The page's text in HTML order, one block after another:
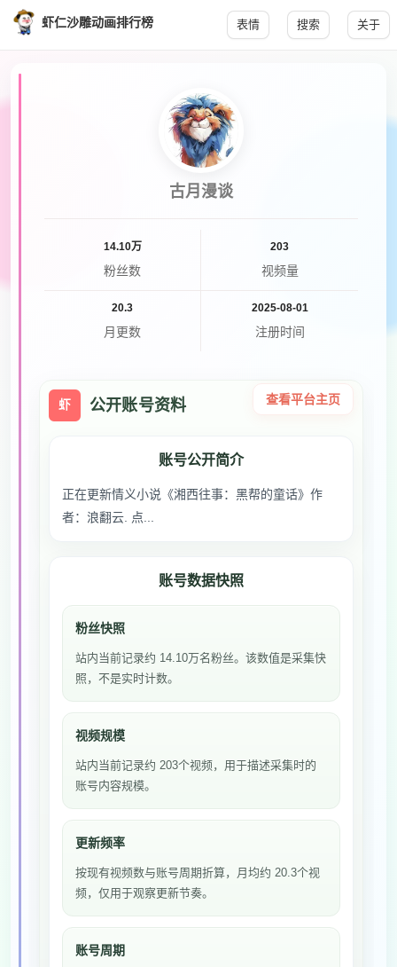
虾仁沙雕动画排行榜 表情 搜索 关于
古月漫谈
14.10万
粉丝数
203
视频量
20.3
月更数
2025-08-01
注册时间
虾 公开账号资料 查看平台主页
账号公开简介
正在更新情义小说《湘西往事：黑帮的童话》作
者：浪翻云. 点...
账号数据快照
粉丝快照
站内当前记录约 14.10万名粉丝。该数值是采集快
照，不是实时计数。
视频规模
站内当前记录约 203个视频，用于描述采集时的
账号内容规模。
更新频率
按现有视频数与账号周期折算，月均约 20.3个视
频，仅用于观察更新节奏。
账号周期